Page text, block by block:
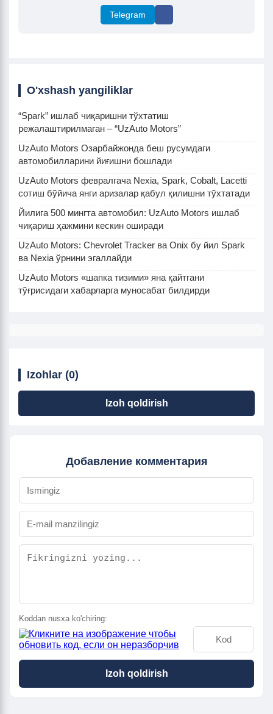
Telegram
O'xshash yangiliklar
“Spark” ишлаб чиқаришни тўхтатиш
режалаштирилмаган – “UzAuto Motors”
UzAuto Motors Озарбайжонда беш русумдаги
автомобилларини йиғишни бошлади
UzAuto Motors февралгача Nexia, Spark, Cobalt, Lacetti
сотиш бўйича янги аризалар қабул қилишни тўхтатади
Йилига 500 мингта автомобил: UzAuto Motors ишлаб
чиқариш ҳажмини кескин оширади
UzAuto Motors: Chevrolet Tracker ва Onix бу йил Spark
ва Nexia ўрнини эгаллайди
UzAuto Motors «шапка тизими» яна қайтгани
тўғрисидаги хабарларга муносабат билдирди
Izohlar (0)
Izoh qoldirish
Добавление комментария
Koddan nusxa ko'chiring:
Izoh qoldirish